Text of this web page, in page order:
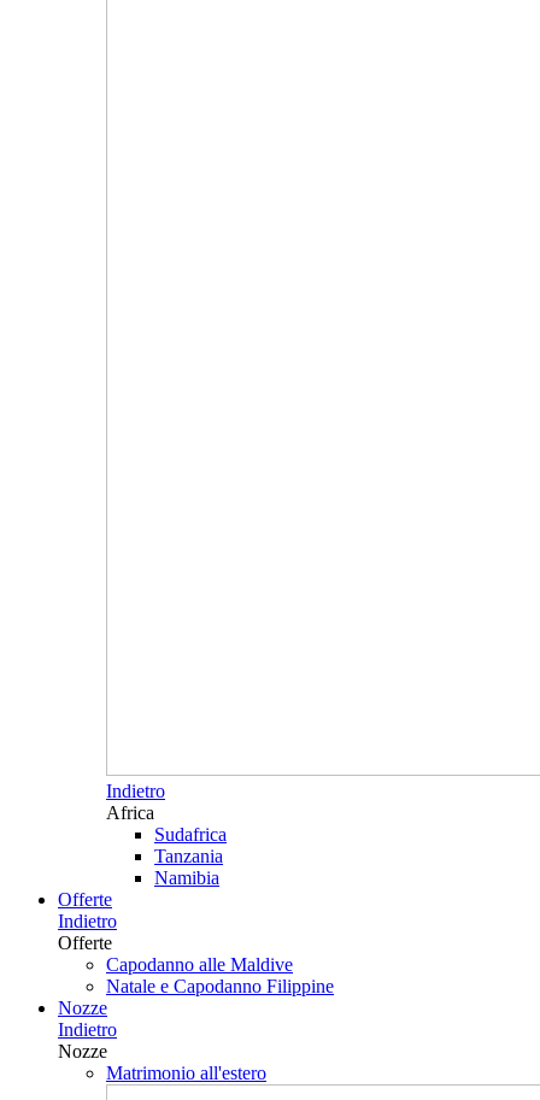
Indietro
Africa
Sudafrica
Tanzania
Namibia
Offerte
Indietro
Offerte
Capodanno alle Maldive
Natale e Capodanno Filippine
Nozze
Indietro
Nozze
Matrimonio all'estero